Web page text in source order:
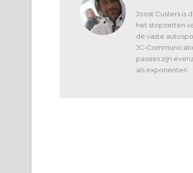
Joost Custers is
het stopzetten
de vaste
JC-
passies zijn
als exponenten.